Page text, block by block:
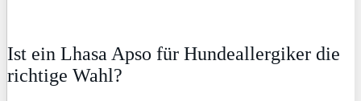
Ist ein Lhasa Apso für Hundeallergiker die
richtige Wahl?